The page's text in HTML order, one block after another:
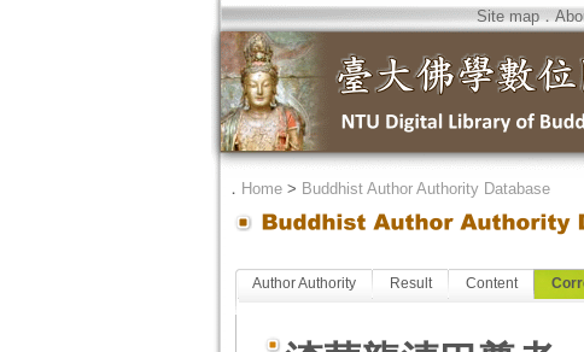
Site map．
． Home> Buddhist Author Authority Database
Author Authority Result Content